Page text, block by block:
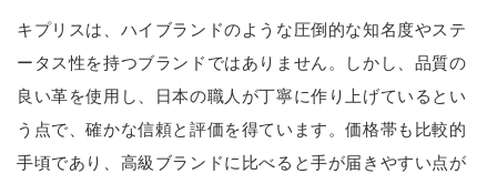
キプリスは、ハイブランドのような圧倒的な知名度やステ
ータス性を持つブランドではありません。しかし、品質の
良い革を使用し、日本の職人が丁寧に作り上げているとい
う点で、確かな信頼と評価を得ています。価格帯も比較的
手頃であり、高級ブランドに比べると手が届きやすい点が